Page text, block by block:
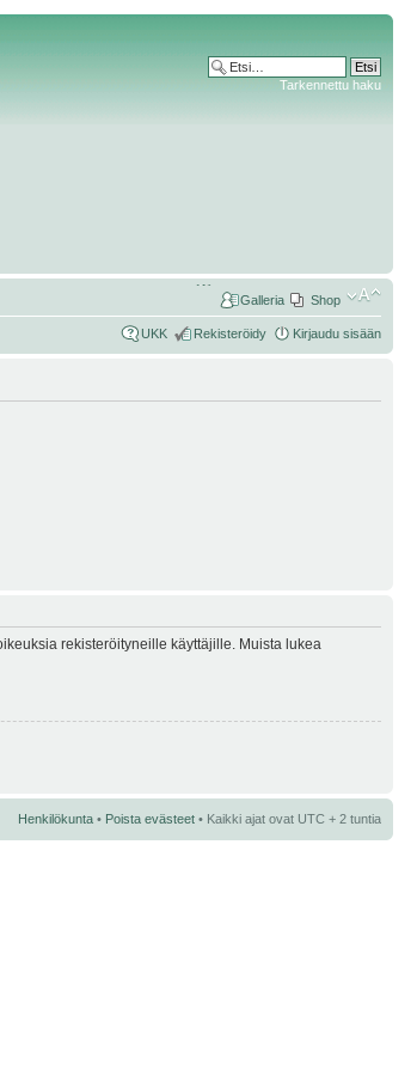
Tarkennettu haku
Shop
Galleria
UKK Rekisteröidy Kirjaudu sisään
rekisteröityneille käyttäjille. Muista lukea
Henkilökunta • Poista evästeet • Kaikki ajat ovat UTC + 2 tuntia